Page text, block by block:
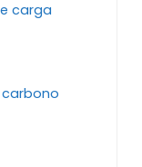
carga